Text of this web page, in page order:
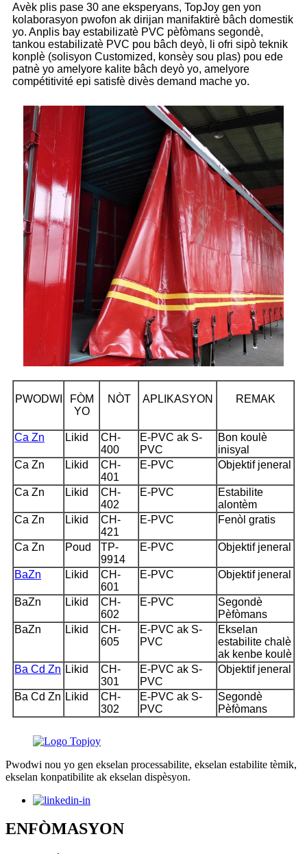
Avèk plis pase 30 ane eksperyans, TopJoy gen yon
kolaborasyon pwofon ak dirijan manifaktirè bâch domestik
yo. Anplis bay estabilizatè PVC pèfòmans segondè,
tankou estabilizatè PVC pou bâch deyò, li ofri sipò teknik
konplè (solisyon Customized, konsèy sou plas) pou ede
patnè yo amelyore kalite bâch deyò yo, amelyore
compétitivité epi satisfè divès demand mache yo.
PWODWI
FÒM
YO
NÒT APLIKASYON REMAK
Ca Zn Likid
CH-
400
E-PVC ak S-
PVC
Bon koulè
inisyal
Ca Zn
Likid
CH-
401
E-PVC Objektif jeneral
Ca Zn Likid
CH-
402
E-PVC
Estabilite
alontèm
Ca Zn
Likid
CH-
421
E-PVC Fenòl gratis
Ca Zn Poud
TP-
9914
E-PVC Objektif jeneral
BaZn Likid
CH-
601
E-PVC Objektif jeneral
BaZn Likid
CH-
602
E-PVC
Segondè
Pèfòmans
BaZn
Likid
CH-
605
E-PVC ak S-
PVC
Ekselan
estabilite chalè
ak kenbe koulè
Ba Cd Zn Likid
CH-
301
E-PVC ak S-
PVC
Objektif jeneral
Ba Cd Zn Likid
CH-
302
E-PVC ak S-
PVC
Segondè
Pèfòmans
Pwodwi nou yo gen ekselan processabilite, ekselan estabilite tèmik,
ekselan konpatibilite ak ekselan dispèsyon.
ENFÒMASYON